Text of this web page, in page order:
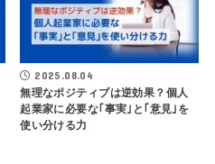
2025.08.04
無理なポジティブは逆効果？個人
起業家に必要な｢事実｣と｢意見｣を
使い分ける力